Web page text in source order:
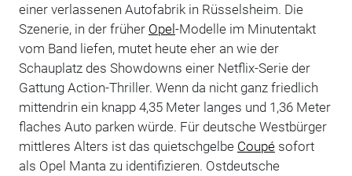
einer verlassenen Autofabrik in Rüsselsheim. Die
Szenerie, in der früher Opel-Modelle im Minutentakt
vom Band liefen, mutet heute eher an wie der
Schauplatz des Showdowns einer Netflix-Serie der
Gattung Action-Thriller. Wenn da nicht ganz friedlich
mittendrin ein knapp 4,35 Meter langes und 1,36 Meter
flaches Auto parken würde. Für deutsche Westbürger
mittleres Alters ist das quietschgelbe Coupésofort
als Opel Manta zu identifizieren. Ostdeutsche